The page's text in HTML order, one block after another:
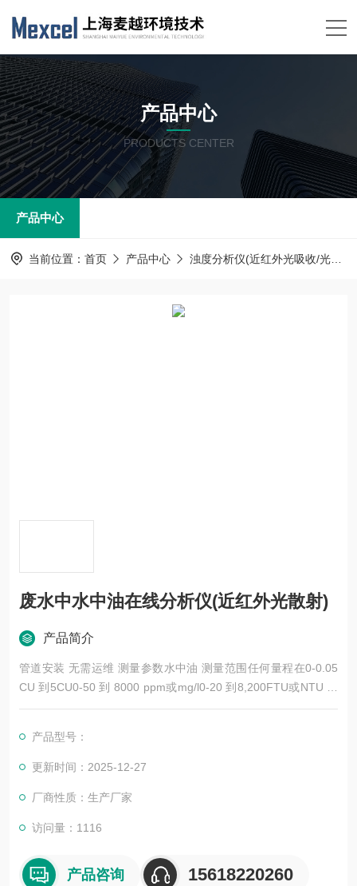
产品中心
PRODUCTS CENTER
产品中心
当前位置： 首页 产品中心 浊度分析仪(近红外光吸收/光散射)
废水中水中油在线分析仪(近红外光散射)
产品简介
管道安装 无需运维 测量参数水中油 测量范围任何量程在0-0.05
CU 到5CU0-50 到 8000 ppm或mg/l0-20 到8,200FTU或NTU 技
术原理近红外光散射 应用领域制药行业，新能源行业，双氧水行
业，机械加工行业
产品型号：
更新时间：2025-12-27
厂商性质：生产厂家
访问量：1116
产品咨询 15618220260